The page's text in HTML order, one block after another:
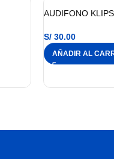
AUDIFONO
S/30.00
AÑADIR AL